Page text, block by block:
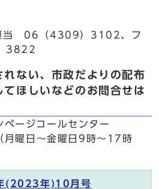
当 06（4309）3102、フ
3822
ない、市政だよりの配布
てほしいなどのお問合せは
ージコールセンター
曜日～金曜日9時～17時
(2023年)10月号